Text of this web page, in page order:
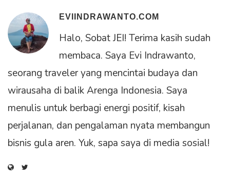
EVIINDRAWANTO.COM
Halo, Sobat JEI! Terima kasih sudah
membaca. Saya Evi Indrawanto,
seorang traveler yang mencintai budaya dan
wirausaha di balik Arenga Indonesia. Saya
menulis untuk berbagi energi positif, kisah
perjalanan, dan pengalaman nyata membangun
bisnis gula aren. Yuk, sapa saya di media sosial!